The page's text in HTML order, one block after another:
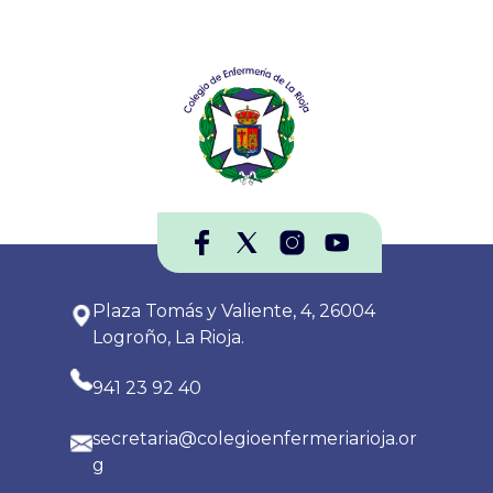
Plaza Tomás y Valiente, 4, 26004
Logroño, La Rioja.
941 23 92 40
secretaria@colegioenfermeriarioja.or
g